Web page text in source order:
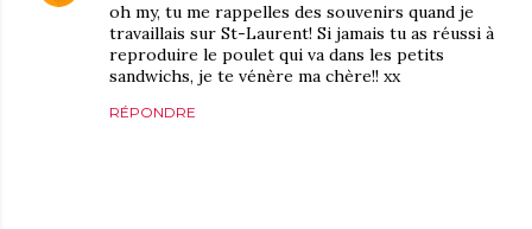
oh my, tu me rappelles des souvenirs quand je
travaillais sur St-Laurent! Si jamais tu as réussi à
reproduire le poulet qui va dans les petits
sandwichs, je te vénère ma chère!! xx
RÉPONDRE